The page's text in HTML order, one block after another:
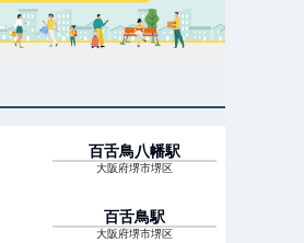
百舌鳥八幡駅
大阪府堺市堺区
百舌鳥駅
大阪府堺市堺区